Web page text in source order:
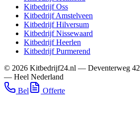
KitbedrijfOss
KitbedrijfAmstelveen
KitbedrijfHilversum
KitbedrijfNissewaard
KitbedrijfHeerlen
KitbedrijfPurmerend
© 2026 Kitbedrijf24.nl — Deventerweg 42
— Heel Nederland
Bel
Offerte